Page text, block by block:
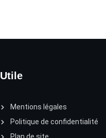
Utile
Mentions légales
Politique de confidentialité